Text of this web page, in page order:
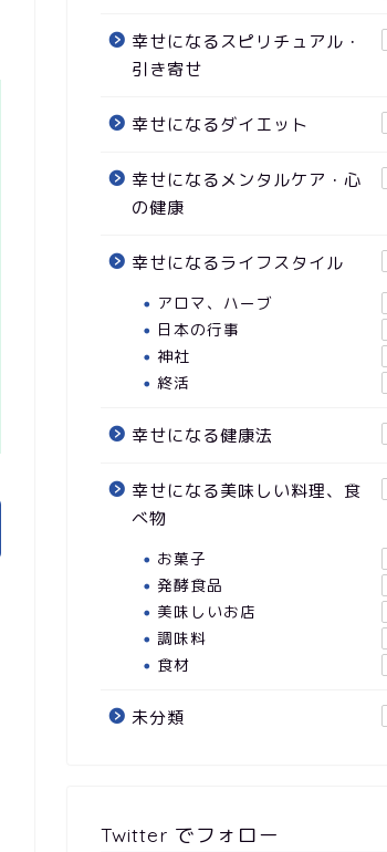
幸せになるスピリチュアル・
引き寄せ
幸せになるダイエット
幸せになるメンタルケア・心
の健康
幸せになるライフスタイル
アロマ、ハーブ
日本の行事
神社
終活
幸せになる健康法
幸せになる美味しい料理、食
べ物
お菓子
発酵食品
美味しいお店
調味料
食材
未分類
Twitter でフォロー